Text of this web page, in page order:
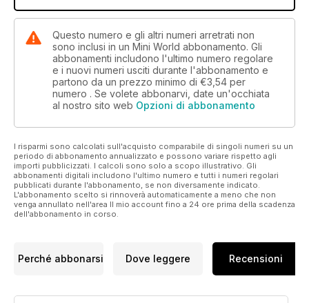
Questo numero e gli altri numeri arretrati non
sono inclusi in un Mini World abbonamento. Gli
abbonamenti includono l'ultimo numero regolare
e i nuovi numeri usciti durante l'abbonamento e
partono da un prezzo minimo di €3,54 per
numero . Se volete abbonarvi, date un'occhiata
al nostro sito web Opzioni di abbonamento
I risparmi sono calcolati sull'acquisto comparabile di singoli numeri su un
periodo di abbonamento annualizzato e possono variare rispetto agli
importi pubblicizzati. I calcoli sono solo a scopo illustrativo. Gli
abbonamenti digitali includono l'ultimo numero e tutti i numeri regolari
pubblicati durante l'abbonamento, se non diversamente indicato.
L'abbonamento scelto si rinnoverà automaticamente a meno che non
venga annullato nell'area Il mio account fino a 24 ore prima della scadenza
dell'abbonamento in corso.
Perché abbonarsi Dove leggere Recensioni